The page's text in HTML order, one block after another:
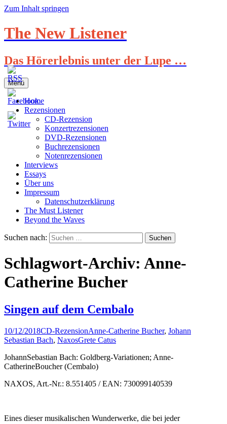
Zum Inhalt springen
The New Listener
Das Hörerlebnis unter der Lupe …
Menü
Home
Rezensionen
CD-Rezension
Konzertrezensionen
DVD-Rezensionen
Buchrezensionen
Notenrezensionen
Interviews
Essays
Über uns
Impressum
Datenschutzerklärung
The Must Listener
Beyond the Waves
Suchen nach:
Schlagwort-Archiv: Anne-
Catherine Bucher
Singen auf dem Cembalo
10/12/2018CD-RezensionAnne-Catherine Bucher, Johann
Sebastian Bach, NaxosGrete Catus
JohannSebastian Bach: Goldberg-Variationen; Anne-
CatherineBoucher (Cembalo)
NAXOS, Art.-Nr.: 8.551405 / EAN: 730099140539
Eines dieser musikalischen Wunderwerke, die bei jeder